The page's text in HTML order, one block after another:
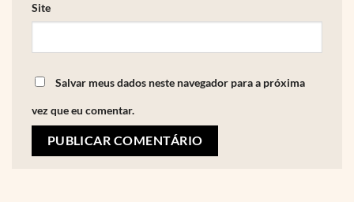
Site
Salvar meus dados neste navegador para a próxima
vez que eu comentar.